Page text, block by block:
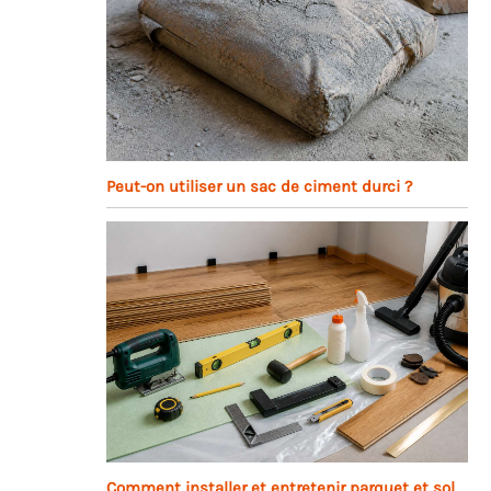
Peut-on utiliser un sac de ciment durci ?